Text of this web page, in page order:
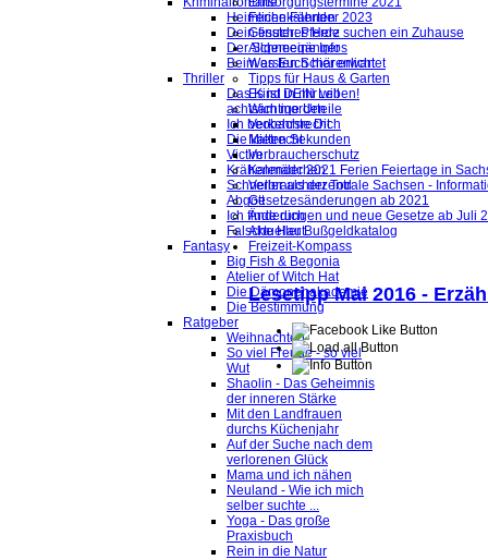
Heimliche Fährten
Dein finsteres Herz
Der Schneegänger
Beim ersten Schärenlicht
Thriller
Das Kind in mir will
achtsam morden
Ich beobachte Dich
Die kalten Sekunden
Victim
Krähenmädchen
Schneller als der Tod
Abgott
Ich finde dich
Falsche Haut
Fantasy
Big Fish & Begonia
Atelier of Witch Hat
Die Dämonenakademie
Die Bestimmung
Ratgeber
Weihnachten
So viel Freude - so viel
Wut
Shaolin - Das Geheimnis
der inneren Stärke
Mit den Landfrauen
durchs Küchenjahr
Auf der Suche nach dem
verlorenen Glück
Mama und ich nähen
Neuland - Wie ich mich
selber suchte ...
Yoga - Das große
Praxisbuch
Rein in die Natur
Ferienkalender 2023
Gesuch: Pferde suchen ein Zuhause
Allgemeine Infos
Was Euch hier erwartet
Tipps für Haus & Garten
Es ist DEIN Leben!
Wichtige Urteile
Verkehrsrecht
Mietrecht
Verbraucherschutz
Kalender 2021 Ferien Feiertage in
Verbraucherzentrale Sachsen -
Gesetzesänderungen ab 2021
Änderungen und neue Gesetze ab Juli
Aktueller Bußgeldkatalog
Freizeit-Kompass
Lesetipp Mai 2016 -